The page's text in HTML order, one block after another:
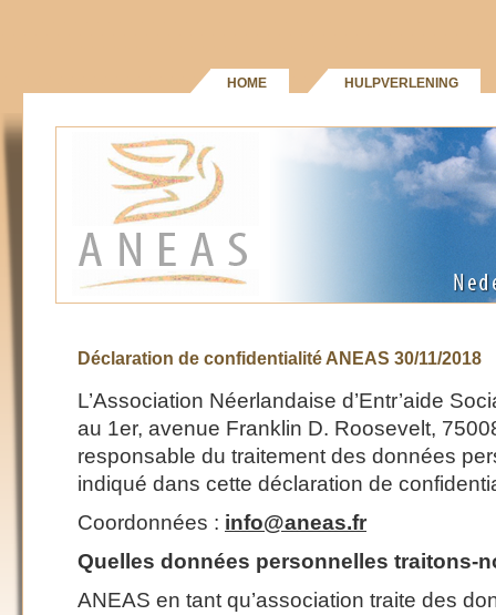
HOME HULPVERLENING
Déclaration de confidentialité ANEAS 30/11/2018
L’Association Néerlandaise d’Entr’aide
au 1er, avenue Franklin D. Roosevelt,
responsable du traitement des données
indiqué dans cette déclaration de
Coordonnées : info@aneas.fr
Quelles données personnelles traitons-
ANEAS en tant qu’association traite des